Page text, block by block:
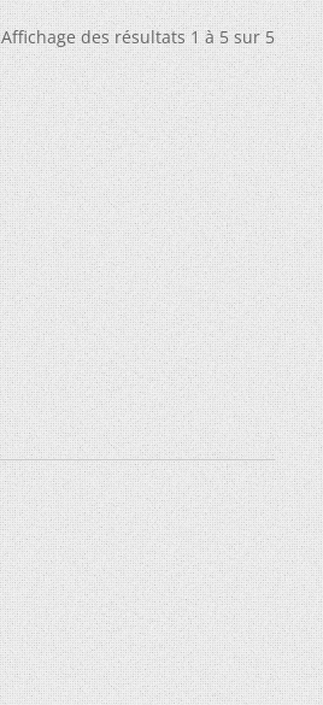
Affichage des résultats 1 à 5 sur 5